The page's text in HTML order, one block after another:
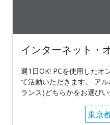
インターネット・
週1日OK! PCを使用したオ
て活動いただきます。 ア
ランス)どちらかをお選び
東京